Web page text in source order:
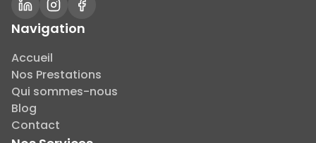
Navigation
Accueil
Nos Prestations
Qui sommes-nous
Blog
Contact